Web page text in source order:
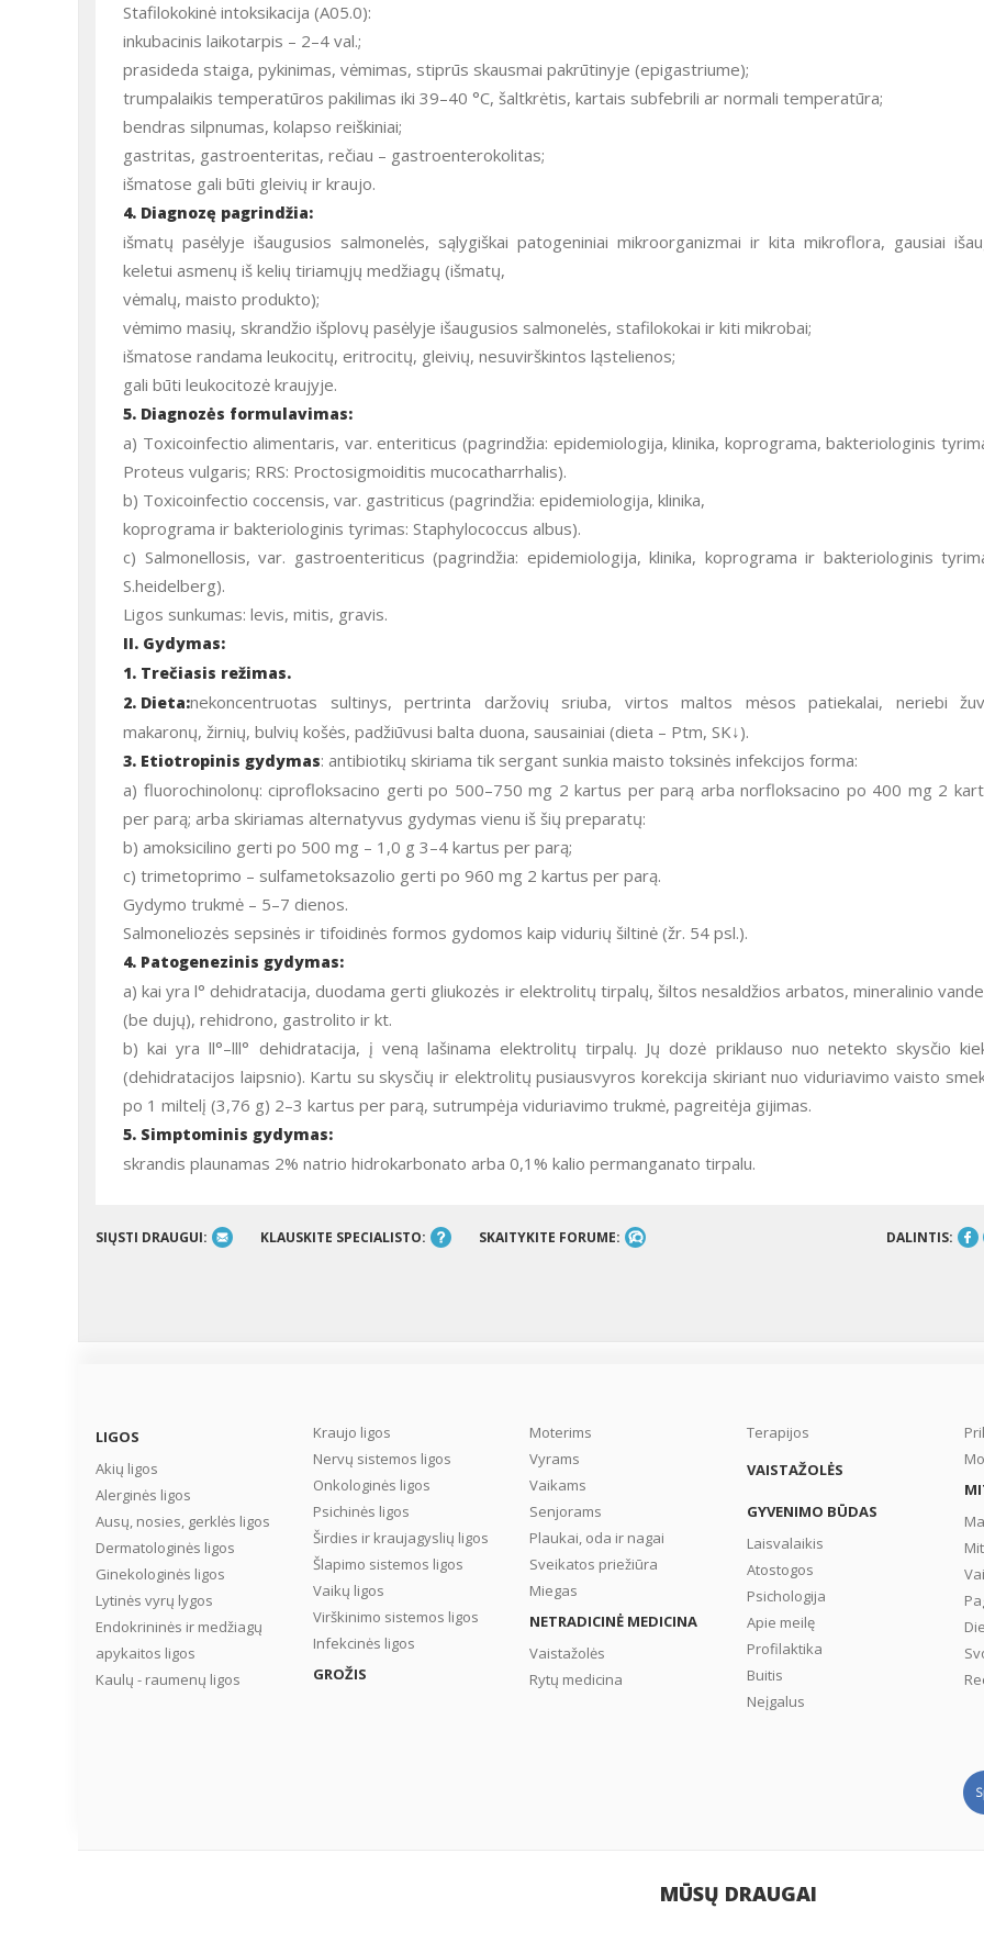
Stafilokokinė intoksikacija (A05.0):
inkubacinis laikotarpis – 2–4 val.;
prasideda staiga, pykinimas, vėmimas, stiprūs skausmai pakrūtinyje (epigastriume);
trumpalaikis temperatūros pakilimas iki 39–40 °C, šaltkrėtis, kartais subfebrili ar normali temperatūra;
bendras silpnumas, kolapso reiškiniai;
gastritas, gastroenteritas, rečiau – gastroenterokolitas;
išmatose gali būti gleivių ir kraujo.
4. Diagnozę pagrindžia:
išmatų pasėlyje išaugusios salmonelės, sąlygiškai patogeniniai mikroorganizmai ir kita mikroflora, gausiai
keletui asmenų iš kelių tiriamųjų medžiagų (išmatų,
vėmalų, maisto produkto);
vėmimo masių, skrandžio išplovų pasėlyje išaugusios salmonelės, stafilokokai ir kiti mikrobai;
išmatose randama leukocitų, eritrocitų, gleivių, nesuvirškintos ląstelienos;
gali būti leukocitozė kraujyje.
5. Diagnozės formulavimas:
a) Toxicoinfectio alimentaris, var. enteriticus (pagrindžia: epidemiologija, klinika, koprograma, bakteriologinis
Proteus vulgaris; RRS: Proctosigmoiditis mucocatharrhalis).
b) Toxicoinfectio coccensis, var. gastriticus (pagrindžia: epidemiologija, klinika,
koprograma ir bakteriologinis tyrimas: Staphylococcus albus).
c) Salmonellosis, var. gastroenteriticus (pagrindžia: epidemiologija, klinika, koprograma ir bakteriologinis
S.heidelberg).
Ligos sunkumas: levis, mitis, gravis.
II. Gydymas:
1. Trečiasis režimas.
2. Dieta:nekoncentruotas sultinys, pertrinta daržovių sriuba, virtos maltos mėsos patiekalai, neriebi
makaronų, žirnių, bulvių košės, padžiūvusi balta duona, sausainiai (dieta – Ptm, SK↓).
3. Etiotropinis gydymas: antibiotikų skiriama tik sergant sunkia maisto toksinės infekcijos forma:
a) fluorochinolonų: ciprofloksacino gerti po 500–750 mg 2 kartus per parą arba norfloksacino po 400 mg 2
per parą; arba skiriamas alternatyvus gydymas vienu iš šių preparatų:
b) amoksicilino gerti po 500 mg – 1,0 g 3–4 kartus per parą;
c) trimetoprimo – sulfametoksazolio gerti po 960 mg 2 kartus per parą.
Gydymo trukmė – 5–7 dienos.
Salmoneliozės sepsinės ir tifoidinės formos gydomos kaip vidurių šiltinė (žr. 54 psl.).
4. Patogenezinis gydymas:
a) kai yra l° dehidratacija, duodama gerti gliukozės ir elektrolitų tirpalų, šiltos nesaldžios arbatos, mineralinio
(be dujų), rehidrono, gastrolito ir kt.
b) kai yra ll°–lll° dehidratacija, į veną lašinama elektrolitų tirpalų. Jų dozė priklauso nuo netekto skysčio
(dehidratacijos laipsnio). Kartu su skysčių ir elektrolitų pusiausvyros korekcija skiriant nuo viduriavimo vaisto
po 1 miltelį (3,76 g) 2–3 kartus per parą, sutrumpėja viduriavimo trukmė, pagreitėja gijimas.
5. Simptominis gydymas:
skrandis plaunamas 2% natrio hidrokarbonato arba 0,1% kalio permanganato tirpalu.
SIŲSTI DRAUGUI: KLAUSKITE SPECIALISTO: SKAITYKITE FORUME: DALINTIS:
LIGOS
Akių ligos
Alerginės ligos
Ausų, nosies, gerklės ligos
Dermatologinės ligos
Ginekologinės ligos
Lytinės vyrų lygos
Endokrininės ir medžiagų
apykaitos ligos
Kaulų - raumenų ligos
Kraujo ligos
Nervų sistemos ligos
Onkologinės ligos
Psichinės ligos
Širdies ir kraujagyslių ligos
Šlapimo sistemos ligos
Vaikų ligos
Virškinimo sistemos ligos
Infekcinės ligos
GROŽIS
Moterims
Vyrams
Vaikams
Senjorams
Plaukai, oda ir nagai
Sveikatos priežiūra
Miegas
NETRADICINĖ MEDICINA
Vaistažolės
Rytų medicina
Terapijos
VAISTAŽOLĖS
GYVENIMO BŪDAS
Laisvalaikis
Atostogos
Psichologija
Apie meilę
Profilaktika
Buitis
Neįgalus
MŪSŲ DRAUGAI